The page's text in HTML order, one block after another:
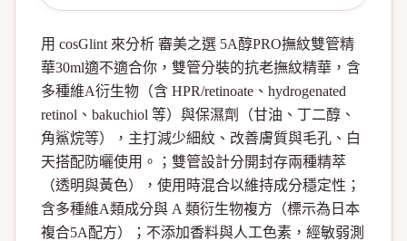
用 cosGlint 來分析 審美之選 5A醇PRO撫紋雙管精
華30ml適不適合你，雙管分裝的抗老撫紋精華，含
多種維A衍生物（含 HPR/retinoate、hydrogenated
retinol、bakuchiol 等）與保濕劑（甘油、丁二醇、
角鯊烷等），主打減少細紋、改善膚質與毛孔、白
天搭配防曬使用。；雙管設計分開封存兩種精萃
（透明與黃色），使用時混合以維持成分穩定性；
含多種維A類成分與 A 類衍生物複方（標示為日本
複合5A配方）；不添加香料與人工色素，經敏弱測